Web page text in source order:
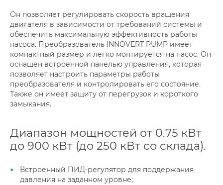
Он позволяет регулировать скорость вращения
двигателя в зависимости от требований системы и
обеспечить максимальную эффективность работы
насоса. Преобразователь INNOVERT PUMP имеет
компактный размер и легко монтируется на насос. Он
оснащен встроенной панелью управления, которая
позволяет настроить параметры работы
преобразователя и контролировать его состояние.
Также он имеет защиту от перегрузок и короткого
замыкания.
Диапазон мощностей от 0.75 кВт
до 900 кВт (до 250 кВт со склада).
Встроенный ПИД-регулятор для поддержания
давления на заданном уровне;